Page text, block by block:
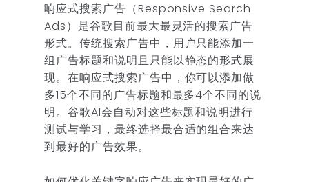
响应式搜索广告（Responsive Search
Ads）是谷歌目前最大最灵活的搜索广告
形式。传统搜索广告中，用户只能添加一
组广告标题和说明且只能以静态的形式展
现。在响应式搜索广告中，你可以添加做
多15个不同的广告标题和最多4个不同的说
明。谷歌AI会自动对这些标题和说明进行
测试与学习，最终选择最合适的组合来达
到最好的广告效果。